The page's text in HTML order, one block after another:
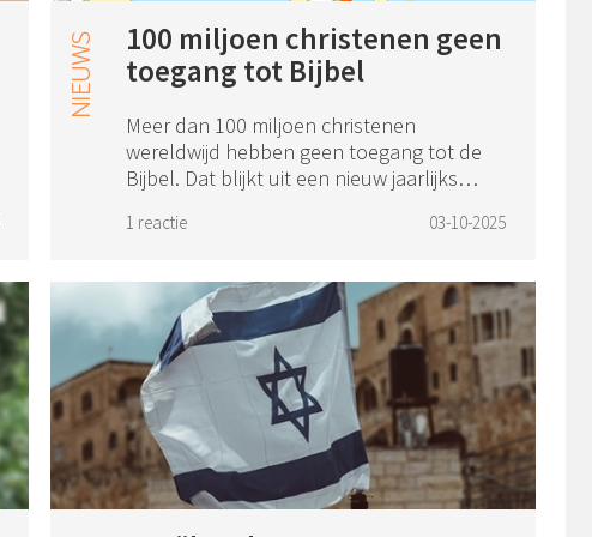
100 miljoen christenen geen
toegang tot Bijbel
Meer dan 100 miljoen christenen
wereldwijd hebben geen toegang tot de
Bijbel. Dat blijkt uit een nieuw jaarlijks
Access Initiative, een samenwerking van
1 reactie 03-10-2025